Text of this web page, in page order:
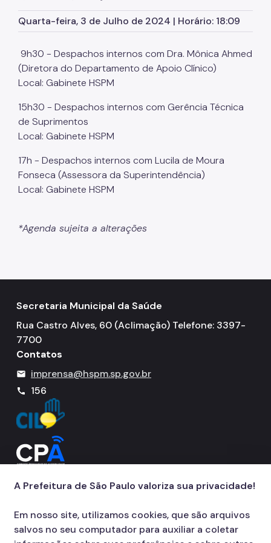
Marcação de Consultas
Internação e Alta
Visitas
Clínicas
Comitê de Ética em Pesquisa
Enfermagem
Pronto-Socorro Adulto
Serviços
Amb. Descentralizados
Assistência Domiciliária
Canais de Comunicação
Ouvidoria
Programa Humanização
Voluntariado
Sala de Meditação
Educação em Saúde
Quarta-feira, 3 de Julho de 2024 | Horário: 18:09
9h30 - Despachos internos com Dra. Mônica Ahmed
(Diretora do Departamento de Apoio Clínico)
Local: Gabinete HSPM
15h30 - Despachos internos com Gerência Técnica
de Suprimentos
Local: Gabinete HSPM
17h - Despachos internos com Lucila de Moura
Fonseca (Assessora da Superintendência)
Local: Gabinete HSPM
*Agenda sujeita a alterações
Secretaria Municipal da Saúde
Rua Castro Alves, 60 (Aclimação) Telefone: 3397-
7700
Contatos
mail imprensa@hspm.sp.gov.br
call 156
A Prefeitura de São Paulo valoriza sua privacidade!
Em nosso site, utilizamos cookies, que são arquivos
salvos no seu computador para auxiliar a coletar